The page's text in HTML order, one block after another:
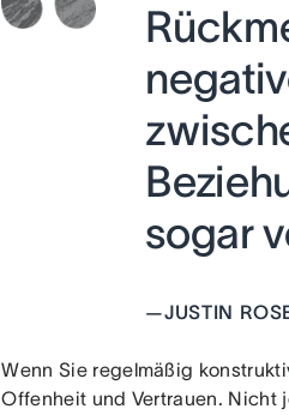
sogar
—JUSTIN
Wenn Sie regelmäßig
Offenheit und Vertrauen. Nicht